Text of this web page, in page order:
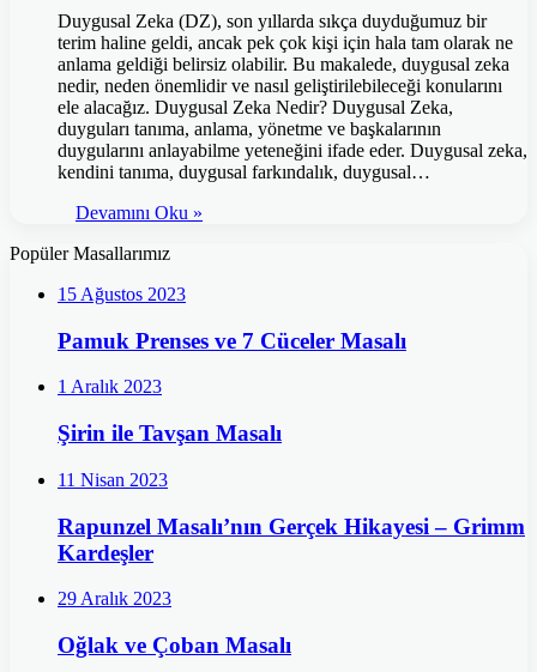
Duygusal Zeka (DZ), son yıllarda sıkça duyduğumuz bir
terim haline geldi, ancak pek çok kişi için hala tam olarak ne
anlama geldiği belirsiz olabilir. Bu makalede, duygusal zeka
nedir, neden önemlidir ve nasıl geliştirilebileceği konularını
ele alacağız. Duygusal Zeka Nedir? Duygusal Zeka,
duyguları tanıma, anlama, yönetme ve başkalarının
duygularını anlayabilme yeteneğini ifade eder. Duygusal zeka,
kendini tanıma, duygusal farkındalık, duygusal…
Devamını Oku »
Popüler Masallarımız
15 Ağustos 2023
Pamuk Prenses ve 7 Cüceler Masalı
1 Aralık 2023
Şirin ile Tavşan Masalı
11 Nisan 2023
Rapunzel Masalı’nın Gerçek Hikayesi – Grimm
Kardeşler
29 Aralık 2023
Oğlak ve Çoban Masalı